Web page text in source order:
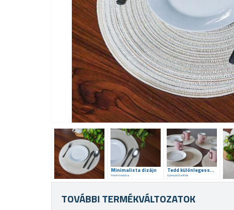
Minimalista dizájn
Finom textúra
Tedd különlegessé az étkezőasztalt
Gyönyörű teríték
TOVÁBBI TERMÉKVÁLTOZATOK